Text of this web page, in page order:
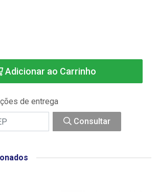
Adicionar ao Carrinho
de entrega
Consultar